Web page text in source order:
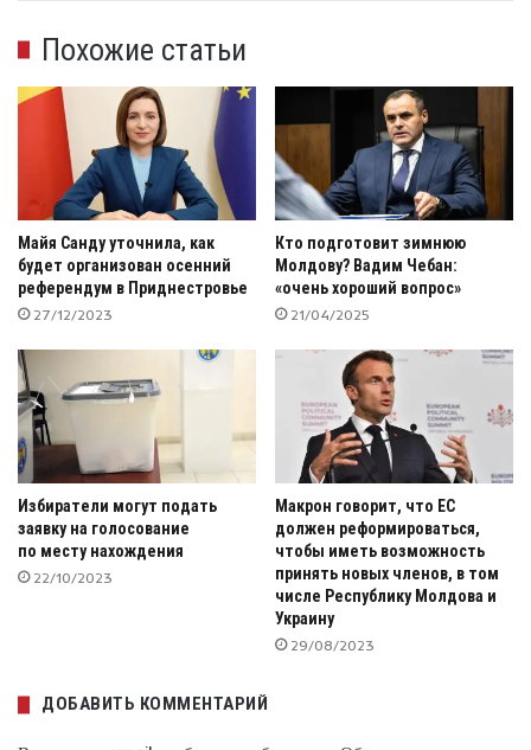
Похожие статьи
Майя Санду уточнила, как
будет организован осенний
референдум в Приднестровье
27/12/2023
Кто подготовит зимнюю
Молдову? Вадим Чебан:
«очень хороший вопрос»
21/04/2025
Избиратели могут подать
заявку на голосование
по месту нахождения
22/10/2023
Макрон говорит, что ЕС
должен реформироваться,
чтобы иметь возможность
принять новых членов, в том
числе Республику Молдова и
Украину
29/08/2023
ДОБАВИТЬ КОММЕНТАРИЙ